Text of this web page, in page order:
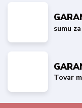
sumu
Tovar